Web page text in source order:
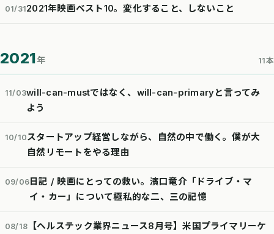
01/312021年映画ベスト10。変化すること、しないこと
2021年 11本
11/03will-can-mustではなく、will-can-primaryと言ってみ
よう
10/10スタートアップ経営しながら、自然の中で働く。僕が大
自然リモートをやる理由
09/06日記 / 映画にとっての救い。濱口竜介「ドライブ・マ
イ・カー」について極私的な二、三の記憶
08/18
【ヘルステック業界ニュース8月号】米国プライマリーケ